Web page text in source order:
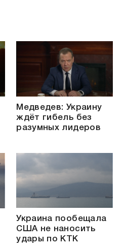
Медведев: Украину
ждёт гибель без
разумных лидеров
Украина пообещала
США не наносить
удары по КТК